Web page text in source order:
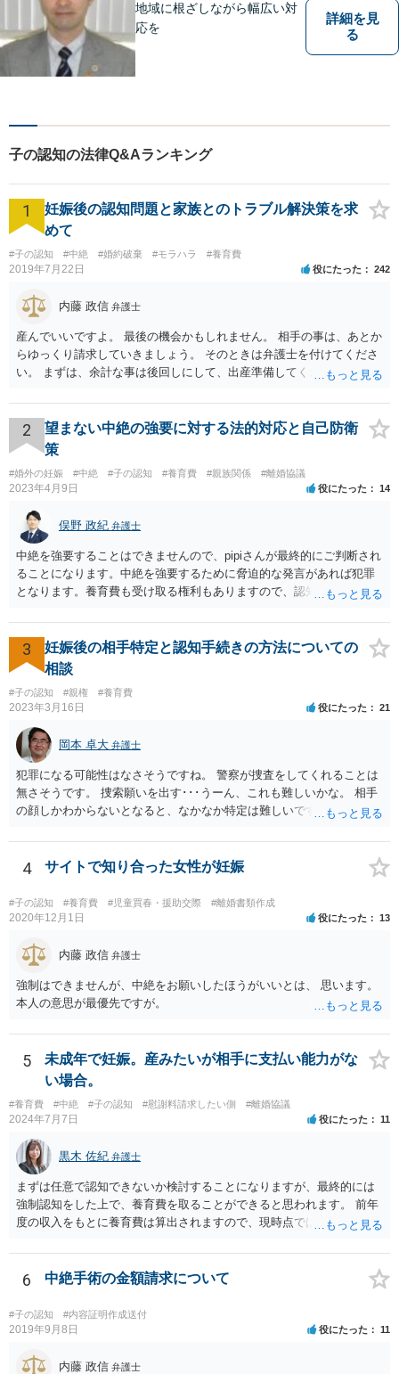
地域に根ざしながら幅広い対
応を
詳細を見
る
子の認知の法律Q&Aランキング
1
妊娠後の認知問題と家族とのトラブル解決策を求
めて
#子の認知 #中絶 #婚約破棄 #モラハラ #養育費
2019年7月22日 役にたった 242
内藤 政信 弁護士
産んでいいですよ。 最後の機会かもしれません。 相手の事は、あとか
らゆっくり請求していきましょう。 そのときは弁護士を付けてくださ
い。 まずは、余計な事は後回しにして、出産準備してください。
2
望まない中絶の強要に対する法的対応と自己防衛
策
#婚外の妊娠 #中絶 #子の認知 #養育費 #親族関係 #離婚協議
2023年4月9日 役にたった 14
俣野 政紀 弁護士
中絶を強要することはできませんので、pipiさんが最終的にご判断され
ることになります。中絶を強要するために脅迫的な発言があれば犯罪
となります。養育費も受け取る権利もありますので、認知等につきお
勧めします。
3
妊娠後の相手特定と認知手続きの方法についての
相談
#子の認知 #親権 #養育費
2023年3月16日 役にたった 21
岡本 卓大 弁護士
犯罪になる可能性はなさそうですね。 警察が捜査をしてくれることは
無さそうです。 捜索願いを出す･･･うーん、これも難しいかな。 相手
の顔しかわからないとなると、なかなか特定は難しいですね。 お役に
4 サイトで知り合った女性が妊娠
#子の認知 #養育費 #児童買春・援助交際 #離婚書類作成
2020年12月1日 役にたった 13
内藤 政信 弁護士
強制はできませんが、中絶をお願いしたほうがいいとは、 思います。
本人の意思が最優先ですが。
5
未成年で妊娠。産みたいが相手に支払い能力がな
い場合。
#養育費 #中絶 #子の認知 #慰謝料請求したい側 #離婚協議
2024年7月7日 役にたった 11
黒木 佐紀 弁護士
まずは任意で認知できないか検討することになりますが、最終的には
強制認知をした上で、養育費を取ることができると思われます。 前年
度の収入をもとに養育費は算出されますので、現時点では少額しか取
育費の増額調停を起こすこともできます。 仮に中絶する場合でも、相
手方が妊娠について話し合いをしっかりしてくれない場合には、慰謝
料請求などもできる可能性があります。 いずれにせよ、親御さんとの
関わりが不可欠となると思われますので、一度話し合った上で、法律
事務所へ早めのご相談をされたほうがよろしいかと思います。
6 中絶手術の金額請求について
#子の認知 #内容証明作成送付
2019年9月8日 役にたった 11
内藤 政信 弁護士